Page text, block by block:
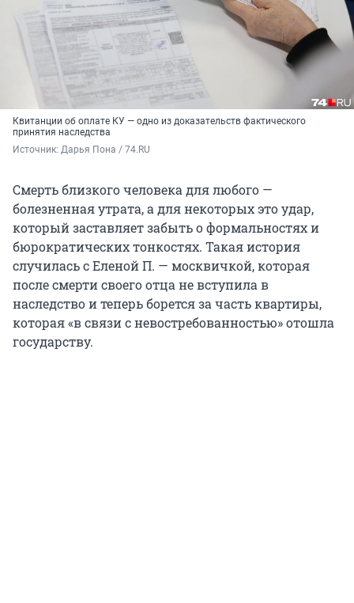
Квитанции об оплате КУ — одно из доказательств фактического
принятия наследства
Источник: Дарья Пона / 74.RU
Смерть близкого человека для любого —
болезненная утрата, а для некоторых это удар,
который заставляет забыть о формальностях и
бюрократических тонкостях. Такая история
случилась с Еленой П. — москвичкой, которая
после смерти своего отца не вступила в
наследство и теперь борется за часть квартиры,
которая «в связи с невостребованностью» отошла
государству.